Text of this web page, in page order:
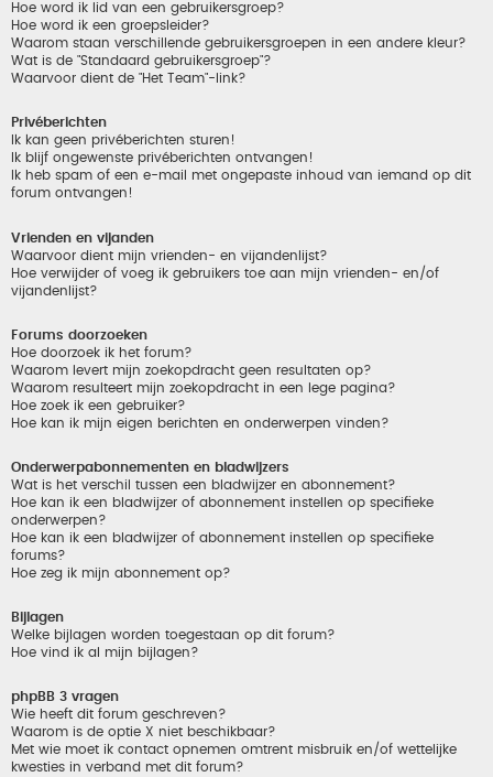
Hoe word ik lid van een gebruikersgroep?
Hoe word ik een groepsleider?
Waarom staan verschillende gebruikersgroepen in een andere kleur?
Wat is de "Standaard gebruikersgroep"?
Waarvoor dient de "Het Team"-link?
Privéberichten
Ik kan geen privéberichten sturen!
Ik blijf ongewenste privéberichten ontvangen!
Ik heb spam of een e-mail met ongepaste inhoud van iemand op dit
forum ontvangen!
Vrienden en vijanden
Waarvoor dient mijn vrienden- en vijandenlijst?
Hoe verwijder of voeg ik gebruikers toe aan mijn vrienden- en/of
vijandenlijst?
Forums doorzoeken
Hoe doorzoek ik het forum?
Waarom levert mijn zoekopdracht geen resultaten op?
Waarom resulteert mijn zoekopdracht in een lege pagina?
Hoe zoek ik een gebruiker?
Hoe kan ik mijn eigen berichten en onderwerpen vinden?
Onderwerpabonnementen en bladwijzers
Wat is het verschil tussen een bladwijzer en abonnement?
Hoe kan ik een bladwijzer of abonnement instellen op specifieke
onderwerpen?
Hoe kan ik een bladwijzer of abonnement instellen op specifieke
forums?
Hoe zeg ik mijn abonnement op?
Bijlagen
Welke bijlagen worden toegestaan op dit forum?
Hoe vind ik al mijn bijlagen?
phpBB 3 vragen
Wie heeft dit forum geschreven?
Waarom is de optie X niet beschikbaar?
Met wie moet ik contact opnemen omtrent misbruik en/of wettelijke
kwesties in verband met dit forum?